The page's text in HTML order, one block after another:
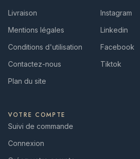
Livraison
Mentions légales
Conditions d'utilisation
Contactez-nous
Plan du site
Instagram
Linkedin
Facebook
Tiktok
VOTRE COMPTE
Suivi de commande
Connexion